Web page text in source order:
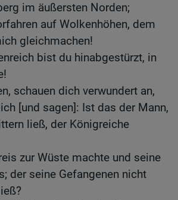
im äußersten Norden;
auf Wolkenhöhen, dem
gleichmachen!
bist du hinabgestürzt, in
schauen dich verwundert an,
[und sagen]: Ist das der Mann,
ließ, der Königreiche
zur Wüste machte und seine
der seine Gefangenen nicht